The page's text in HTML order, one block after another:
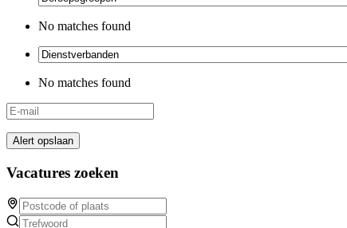
No matches found
No matches found
Alert opslaan
Vacatures zoeken